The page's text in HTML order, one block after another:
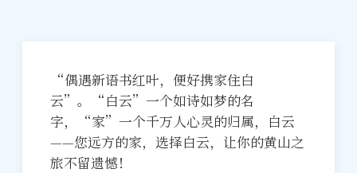
“偶遇新语书红叶，便好携家住白
云”。“白云”一个如诗如梦的名
字，“家”一个千万人心灵的归属，白云
——您远方的家，选择白云，让你的黄山之
旅不留遗憾！